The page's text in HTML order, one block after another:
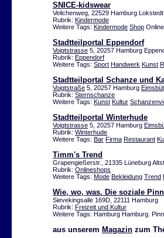
SNICE-kidswear
Veilchenweg, 22529 Hamburg Lokstedt
Rubrik: Kindermode
Weitere Tags: Kindermode Shop
Stadtteilportal Eppendorf
Voigtstrasse 5, 20257 Hamburg
Rubrik: Eppendorf
Weitere Tags: Sport Handwerk Kunst
Stadtteilportal Schanze und
Voigtstraße 5, 20257 Hamburg
Rubrik: Sternschanze
Weitere Tags: Kunst Kultur
Stadtteilportal Winterhude
Voigtstrasse 5, 20257 Hamburg
Rubrik: Winterhude
Weitere Tags: Bar Firma Restaurant
Timm's Trend
Grapengießerstr., 21335 Lüneburg
Rubrik: Onlineshops
Weitere Tags: Mode Bekleidung Trend
Wie, wo, was. Die soziale
Sievekingsalle 169D, 22111 Hamburg
Rubrik: Freizeit und Kultur
Weitere Tags: Hamburg Hamburg.
aus unserem Magazin zum